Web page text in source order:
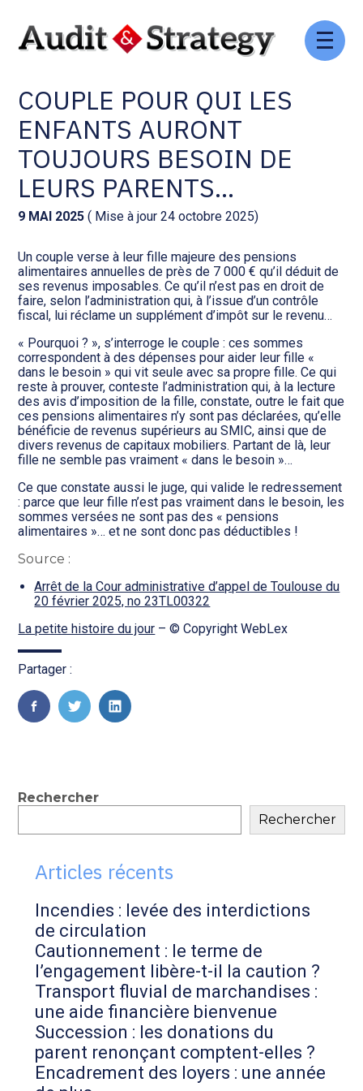
Aller
Comptabilité et conseil
Social et ressources humaines
Assistance juridique
Pilotage d’entreprise
Gestion de patrimoine
Procédures collectives
Transition numérique
Gestion des documents : ISuite
Tenue de votre comptabilité :
ACD
Facturation et pilotage :
EVOLIZ
Facturation et pilotage : MEG
Analyse et tableau de bord :
WAIBI
Gérer vos ressources
humaines : SILAE
COUPLE POUR QUI LES
ENFANTS AURONT
TOUJOURS BESOIN DE
LEURS PARENTS…
9 MAI 2025 ( Mise à jour 24 octobre 2025)
Un couple verse à leur fille majeure des pensions
alimentaires annuelles de près de 7 000 € qu’il déduit de
ses revenus imposables. Ce qu’il n’est pas en droit de
faire, selon l’administration qui, à l’issue d’un contrôle
fiscal, lui réclame un supplément d’impôt sur le revenu…
« Pourquoi ? », s’interroge le couple : ces sommes
correspondent à des dépenses pour aider leur fille «
dans le besoin » qui vit seule avec sa propre fille. Ce qui
reste à prouver, conteste l’administration qui, à la lecture
des avis d’imposition de la fille, constate, outre le fait que
ces pensions alimentaires n’y sont pas déclarées, qu’elle
bénéficie de revenus supérieurs au SMIC, ainsi que de
divers revenus de capitaux mobiliers. Partant de là, leur
fille ne semble pas vraiment « dans le besoin »…
Ce que constate aussi le juge, qui valide le redressement
: parce que leur fille n’est pas vraiment dans le besoin, les
sommes versées ne sont pas des « pensions
alimentaires »… et ne sont donc pas déductibles !
Source :
Arrêt de la Cour administrative d’appel de Toulouse du
20 février 2025, no 23TL00322
La petite histoire du jour – © Copyright WebLex
Partager :
FaceBook
TwitterLinkedIn
Blog
sidebar
Rechercher
Rechercher
Articles récents
Incendies : levée des interdictions
de circulation
Cautionnement : le terme de
l’engagement libère-t-il la caution ?
Transport fluvial de marchandises :
une aide financière bienvenue
Succession : les donations du
parent renonçant comptent-elles ?
Encadrement des loyers : une année